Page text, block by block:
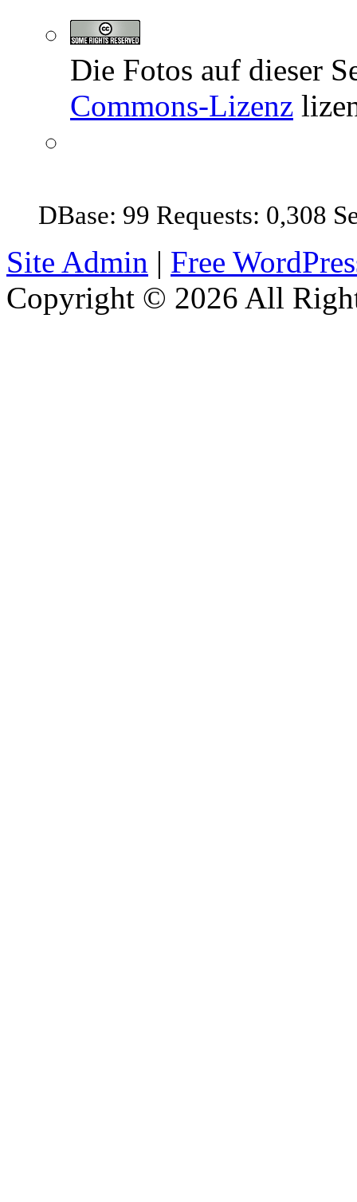
Die Fotos auf dieser
Commons-Lizenz
DBase: 99 Requests: 0,308
Site Admin | Free
Copyright © 2026 All